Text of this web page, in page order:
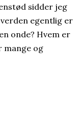
sidder jeg
egentlig er
onde? Hvem er
mange og